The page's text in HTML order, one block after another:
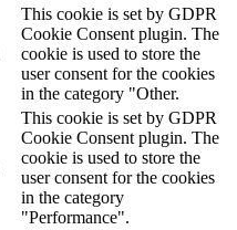
This cookie is set by GDPR
Cookie Consent plugin. The
cookie is used to store the
user consent for the cookies
in the category "Other.
This cookie is set by GDPR
Cookie Consent plugin. The
cookie is used to store the
user consent for the cookies
in the category
"Performance".